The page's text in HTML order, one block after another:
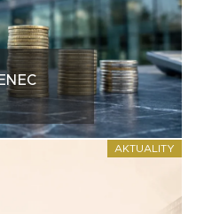
AKTUALITY